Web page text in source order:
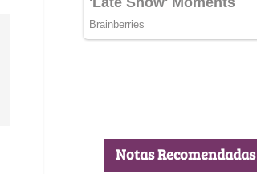
Notas Recomendadas